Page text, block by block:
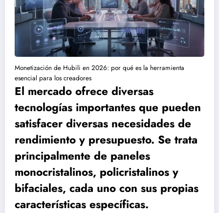
Monetización de Hubili en 2026: por qué es la herramienta
esencial para los creadores
El mercado ofrece diversas
tecnologías importantes que pueden
satisfacer diversas necesidades de
rendimiento y presupuesto. Se trata
principalmente de paneles
monocristalinos, policristalinos y
bifaciales, cada uno con sus propias
características específicas.